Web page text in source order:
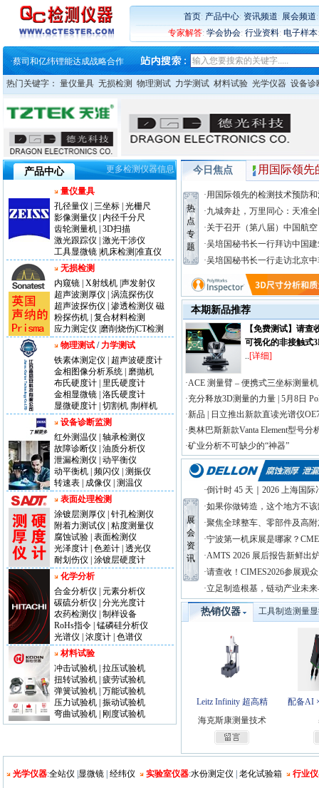
首页: 产品中心: 资讯频道: 展会频道
专家解答: 学会协会: 行业资料: 电子样本
铸就AI服务器质量动脉 – 高
铸就AI服务器质量动脉 – 高
ZEISS BOSELLO ADR 让内部缺
· 蔡司和亿纬锂能达成战略合作
·大牌云集 买家升级 ——26
热门关键字： 量仪量具 无损检测 物理测试 力学测试 材料试验 光学仪器 设备诊
产品中心 更多检测仪器信息
量仪量具
孔径量仪
三坐标| 光栅尺
影像测量仪
内径千分尺
齿轮测量机| 3D扫描
激光跟踪仪
激光干涉仪
工具显微镜| 机床检测 准直仪
无损检测
内窥镜| X射线机| 声发射仪
超声波测厚仪
涡流探伤仪
超声波探伤仪
渗透检测仪 磁
粉探伤机| 复合材料检测
应力测定仪 磨削烧伤|CT检测
物理测试/ 力学测试
铁素体测定仪
超声波硬度计
金相图像分析系统|
磨抛机
布氏硬度计|
里氏硬度计
金相显微镜| 洛氏硬度计
显微硬度计| 切割机| 制样机
设备诊断监测
红外测温仪
轴承检测仪
故障诊断仪
油质分析仪
泄漏检测仪
动平衡仪
动平衡机| 频闪仪
测振仪
转速表| 成像仪
测温仪
表面处理检测
涂镀层测厚仪
针孔检测仪
附着力测试仪
粘度测量仪
腐蚀试验| 表面检测仪
光泽度计| 色差计| 透光仪
耐划伤仪
涂镀层硬度计
化学分析
合金分析仪
元素分析仪
碳硫分析仪
分光光度计
农药检测仪
制样设备
RoHs指令| 锰磷硅分析仪
光谱仪
浓度计| 色谱仪
材料试验
冲击试验机| 拉压试验机
扭转试验机| 疲劳试验机
弹簧试验机| 万能试验机
压力试验机| 振动试验机
弯曲试验机| 刚度试验机
今日焦点 用国际领
热
点
专
题
·用国际领先的检测技术预防
·九城奔赴，万里同心：天准
·关于召开（第八届）中国航空
·吴培国秘书长一行拜访中国建
·吴培国秘书长一行走访北京
本期新品推荐
【免费测试】请查
可视化的非接触式
..[详细]
·ACE 测量臂 – 便携式三坐标测量机
·充分释放3D测量的力量 | 5月8日
·新品 | 日立推出新款直读光谱仪
·奥林巴斯新款Vanta Element型号分
·矿业分析不可缺少的“神器”
展
会
资
讯
·倒计时 45 天｜2026 上海国际
·如果你做铸造，这个地方不
·聚焦全球整车、零部件及高
·宁波第一机床展是哪家？
·AMTS 2026 展后报告新鲜出
·请查收！CIMES2026参展观
·立足制造根基，链动产业未
热销仪器 工具制造测量
Leitz Infinity 超高精
海克斯康测量技术
配备AI
光学仪器:全站仪 显微镜 经纬仪 实验室仪器:水份测定仪 老化试验箱 行业